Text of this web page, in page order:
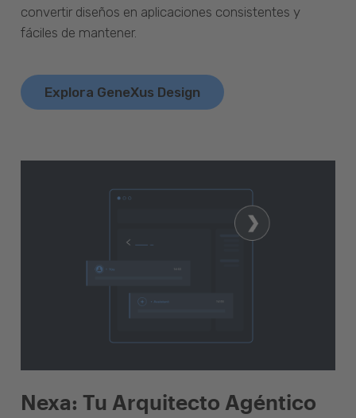
convertir diseños en aplicaciones consistentes y
fáciles de mantener.
Explora GeneXus Design
Nexa: Tu Arquitecto Agéntico